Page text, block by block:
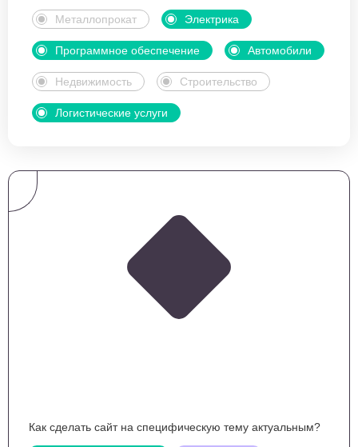
Металлопрокат Электрика
Программное обеспечение Автомобили
Недвижимость Строительство
Логистические услуги
Как сделать сайт на специфическую тему актуальным?